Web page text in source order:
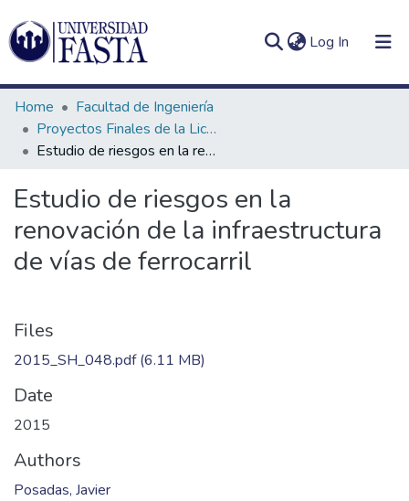
Log In (current)
Communities
&
Collections
All of DSpace
In(current)
Home
Facultad de Ingeniería
Proyectos Finales de la Licenciatura en Seguridad e Higiene en el Trabajo
Estudio de riesgos en la renovación de la infraestructura de vías de ferrocarril
Estudio de riesgos en la
renovación de la infraestructura
de vías de ferrocarril
Files
2015_SH_048.pdf(6.11 MB)
Date
2015
Authors
Posadas, Javier